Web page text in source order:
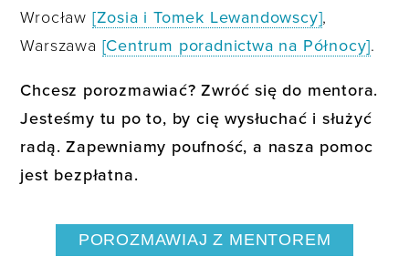
Wrocław [Zosia i Tomek Lewandowscy],
Warszawa [Centrum poradnictwa na Północy].
Chcesz porozmawiać? Zwróć się do mentora.
Jesteśmy tu po to, by cię wysłuchać i służyć
radą. Zapewniamy poufność, a nasza pomoc
jest bezpłatna.
POROZMAWIAJ Z MENTOREM